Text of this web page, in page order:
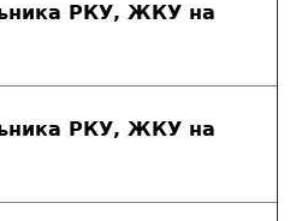
РКУ, ЖКУ на
РКУ, ЖКУ на